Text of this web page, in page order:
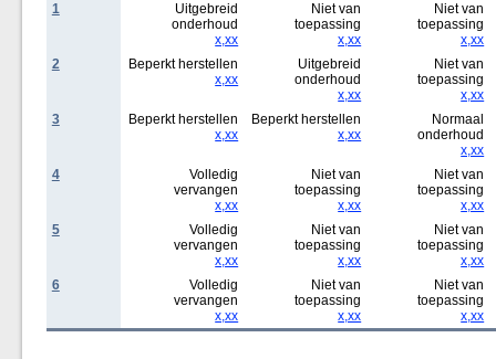
1
Uitgebreid
onderhoud
x,xx
Niet van
toepassing
x,xx
Niet van
toepassing
x,xx
2
Beperkt herstellen
x,xx
Uitgebreid
onderhoud
x,xx
Niet van
toepassing
x,xx
3
Beperkt herstellen
x,xx
Beperkt herstellen
x,xx
Normaal
onderhoud
x,xx
4
Volledig
vervangen
x,xx
Niet van
toepassing
x,xx
Niet van
toepassing
x,xx
5
Volledig
vervangen
x,xx
Niet van
toepassing
x,xx
Niet van
toepassing
x,xx
6
Volledig
vervangen
x,xx
Niet van
toepassing
x,xx
Niet van
toepassing
x,xx